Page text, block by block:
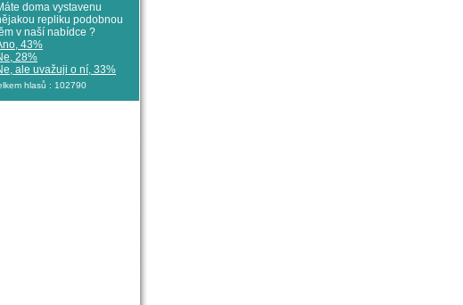
doma vystavenu
repliku podobnou
v naší nabídce ?
43%
28%
ale uvažuji o ní, 33%
hlasů : 102790